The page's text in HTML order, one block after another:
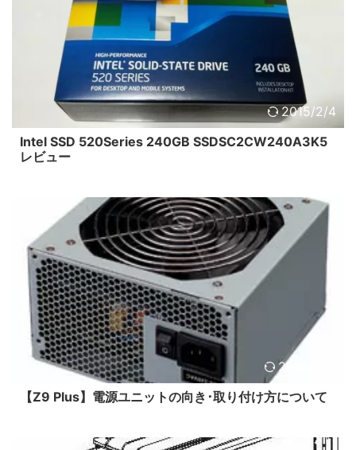
2015/2/4
Intel SSD 520Series 240GB SSDSC2CW240A3K5
レビュー
2015/1/18
【Z9 Plus】電源ユニットの向き･取り付け方について